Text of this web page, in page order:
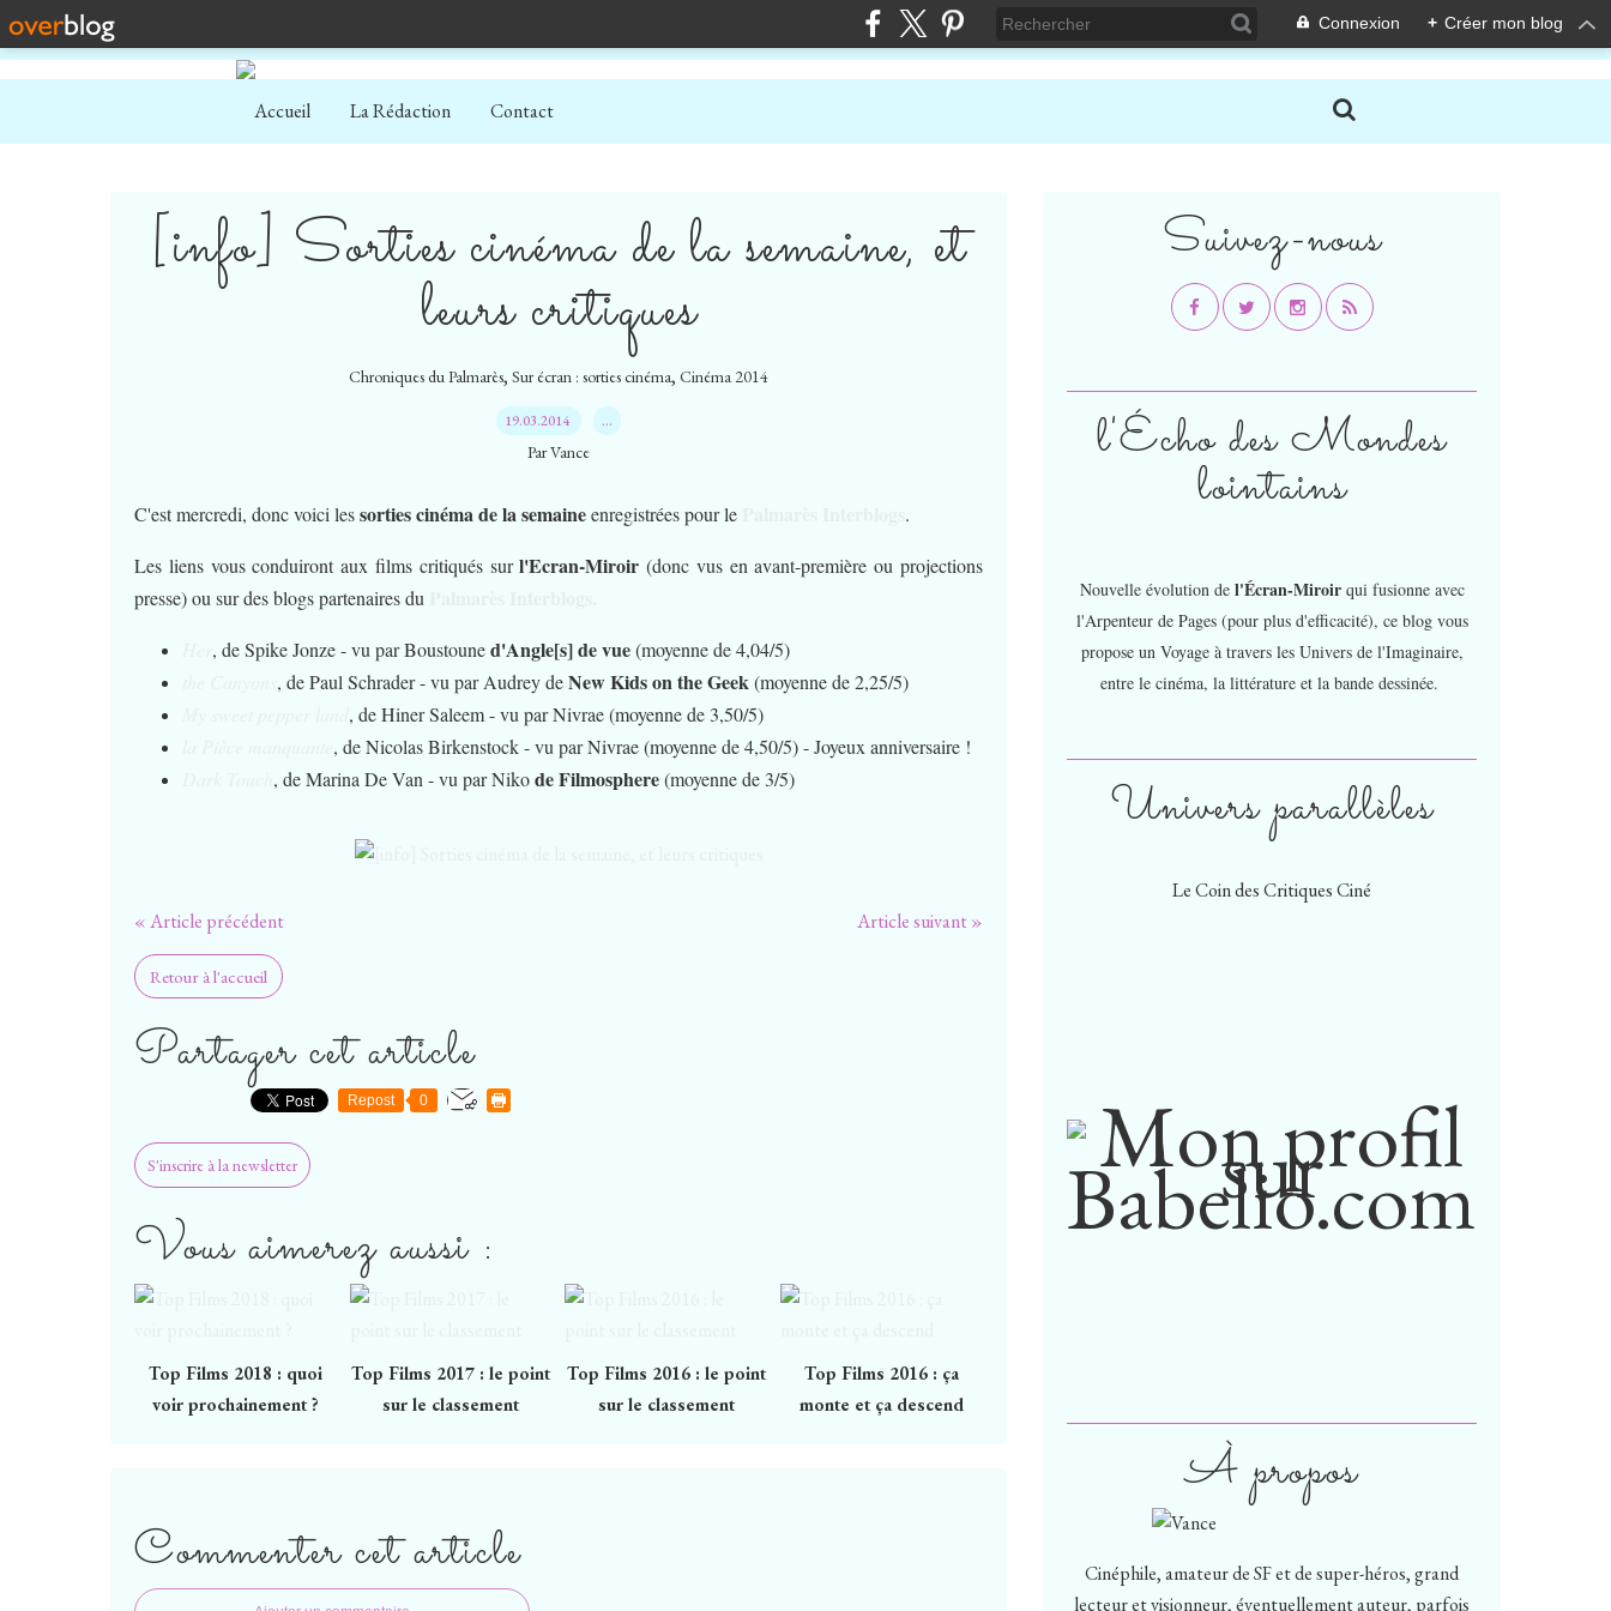
Connexion + Créer mon blog
Accueil La Rédaction Contact
[info] Sorties cinéma de la semaine, et
leurs critiques
Chroniques du Palmarès, Sur écran : sorties cinéma, Cinéma 2014
19.03.2014 …
Par Vance
C'est mercredi, donc voici lessorties cinéma de la semaineenregistrées pour le .
Les liens vous conduiront aux films critiqués surl'Ecran-Miroir(donc vus en avant-première ou projections
presse) ou sur des blogs partenaires du
, de Spike Jonze - vu par Boustouned'Angle[s] de vue(moyenne de 4,04/5)
, de Paul Schrader - vu par Audrey deNew Kids on the Geek(moyenne de 2,25/5)
, de Hiner Saleem - vu par Nivrae(moyenne de 3,50/5)
, de Nicolas Birkenstock - vu par Nivrae(moyenne de 4,50/5) - Joyeux anniversaire !
, de Marina De Van - vu par Nikode Filmosphere(moyenne de 3/5)
« Article précédent Article suivant »
Retour à l'accueil
Partager cet article
Repost 0
S'inscrire à la newsletter
Vous aimerez aussi :
Top Films 2018 : quoi
voir prochainement ?
Top Films 2017 : le point
sur le classement
Top Films 2016 : le point
sur le classement
Top Films 2016 : ça
monte et ça descend
Commenter cet article
Suivez-nous
À propos
Cinéphile, amateur de SF et de super-héros, grand
lecteur et visionneur, éventuellement auteur, parfois
Univers parallèles
Le Coin des Critiques Ciné
l'Écho des Mondes
lointains
Nouvelle évolution de l'Écran-Miroir qui fusionne avec
l'Arpenteur de Pages (pour plus d'efficacité), ce blog vous
propose un Voyage à travers les Univers de l'Imaginaire,
entre le cinéma, la littérature et la bande dessinée.